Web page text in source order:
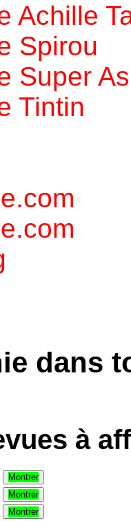
Achille
Spirou
Super As
Tintin
dans
à
Montrer
Montrer
Montrer